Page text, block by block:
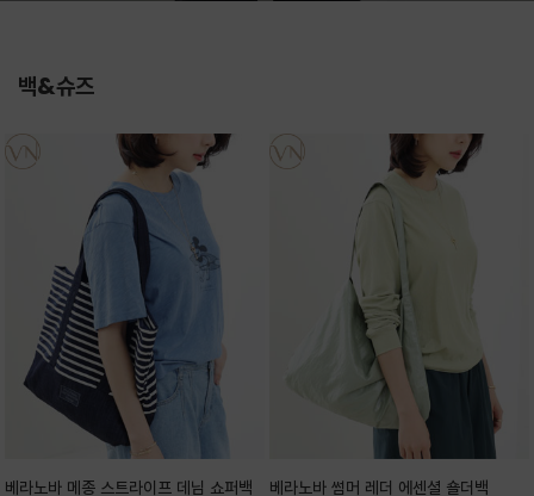
백&슈즈
베라노바 메종 스트라이프 데님 쇼퍼백 베라노바 썸머 레더 에센셜 숄더백